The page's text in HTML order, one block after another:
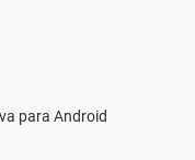
para Android